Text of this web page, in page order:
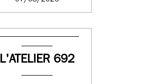
L'ATELIER 692